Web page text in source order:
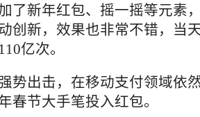
了新年红包、摇一摇等元素
创新，效果也非常不错，当
110亿次。
势出击，在移动支付领域依
春节大手笔投入红包。